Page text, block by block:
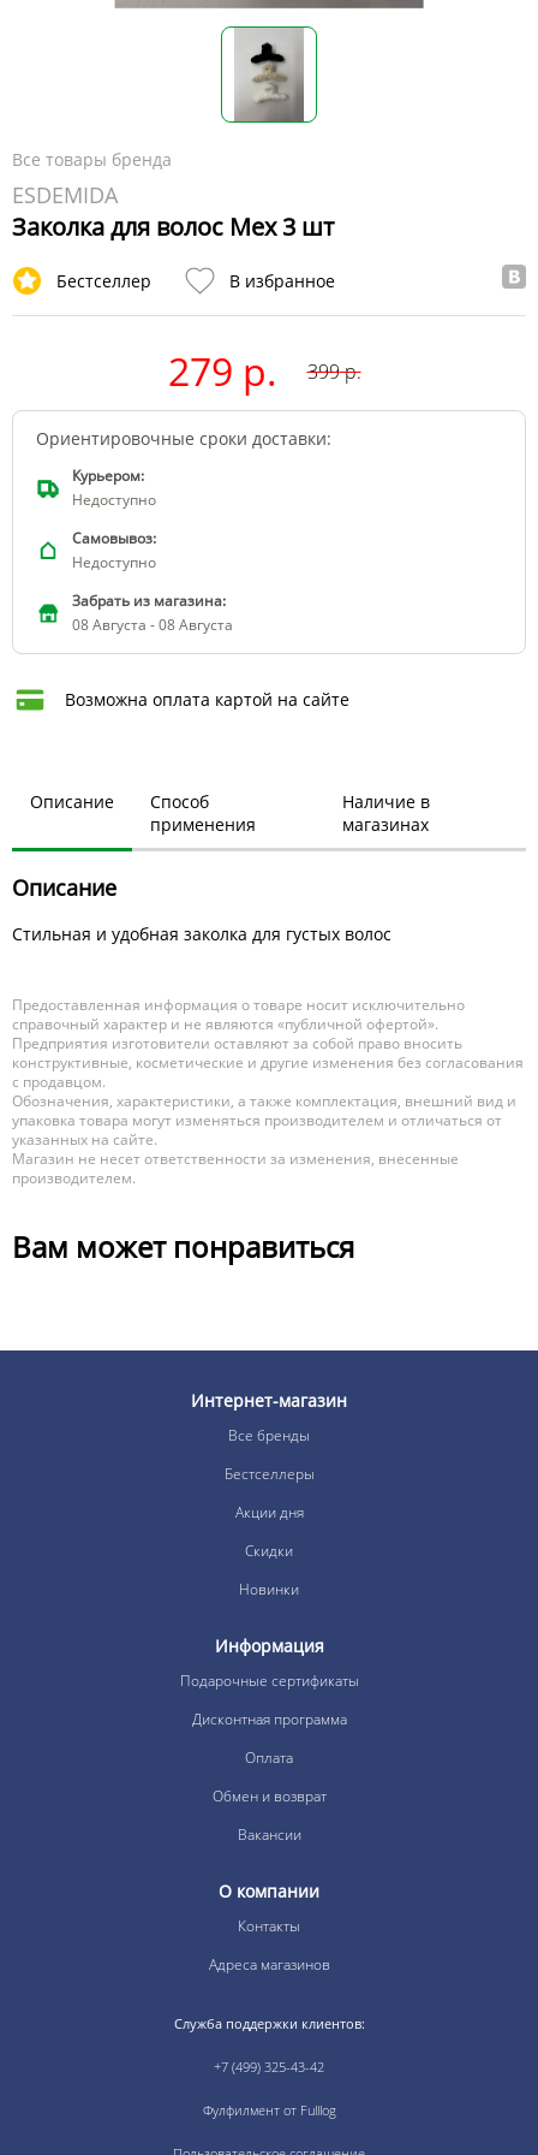
Все товары бренда
ESDEMIDA
Заколка для волос Мех 3 шт
Бестселлер В избранное
279 р. 399р.
Ориентировочные сроки доставки:
Курьером:
Недоступно
Самовывоз:
Недоступно
Забрать из магазина:
08 Августа - 08 Августа
Возможна оплата картой на сайте
Описание
Способ
применения
Наличие в
магазинах
Описание
Стильная и удобная заколка для густых волос
Предоставленная информация о товаре носит исключительно
справочный характер и не являются «публичной офертой».
Предприятия изготовители оставляют за собой право вносить
конструктивные, косметические и другие изменения без согласования
с продавцом.
Обозначения, характеристики, а также комплектация, внешний вид и
упаковка товара могут изменяться производителем и отличаться от
указанных на сайте.
Магазин не несет ответственности за изменения, внесенные
производителем.
Вам может понравиться
Интернет-магазин
Все бренды
Бестселлеры
Акции дня
Скидки
Новинки
Информация
Подарочные сертификаты
Дисконтная программа
Оплата
Обмен и возврат
Вакансии
О компании
Контакты
Адреса магазинов
Служба поддержки клиентов:
+7 (499) 325-43-42
Фулфилмент от Fulllog